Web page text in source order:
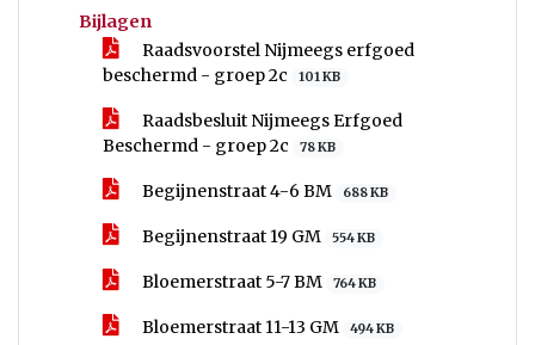
Bijlagen
Raadsvoorstel Nijmeegs erfgoed
beschermd - groep 2c
101 KB
Raadsbesluit Nijmeegs Erfgoed
Beschermd - groep 2c
78 KB
Begijnenstraat 4-6 BM 688 KB
Begijnenstraat 19 GM 554 KB
Bloemerstraat 5-7 BM 764 KB
Bloemerstraat 11-13 GM 494 KB